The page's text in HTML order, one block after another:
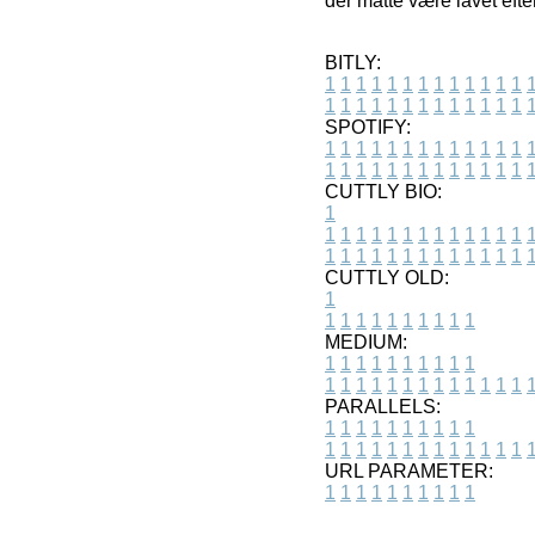
BITLY:
1 1 1 1 1 1 1 1 1 1 1 1 1 1
1 1 1 1 1 1 1 1 1 1 1 1 1 1
SPOTIFY:
1 1 1 1 1 1 1 1 1 1 1 1 1 1
1 1 1 1 1 1 1 1 1 1 1 1 1 1
CUTTLY BIO:
1
1 1 1 1 1 1 1 1 1 1 1 1 1 1
1 1 1 1 1 1 1 1 1 1 1 1 1 1
CUTTLY OLD:
1
1 1 1 1 1 1 1 1 1 1
MEDIUM:
1 1 1 1 1 1 1 1 1 1
1 1 1 1 1 1 1 1 1 1 1 1 1 1
PARALLELS:
1 1 1 1 1 1 1 1 1 1
1 1 1 1 1 1 1 1 1 1 1 1 1 1
URL PARAMETER:
1 1 1 1 1 1 1 1 1 1